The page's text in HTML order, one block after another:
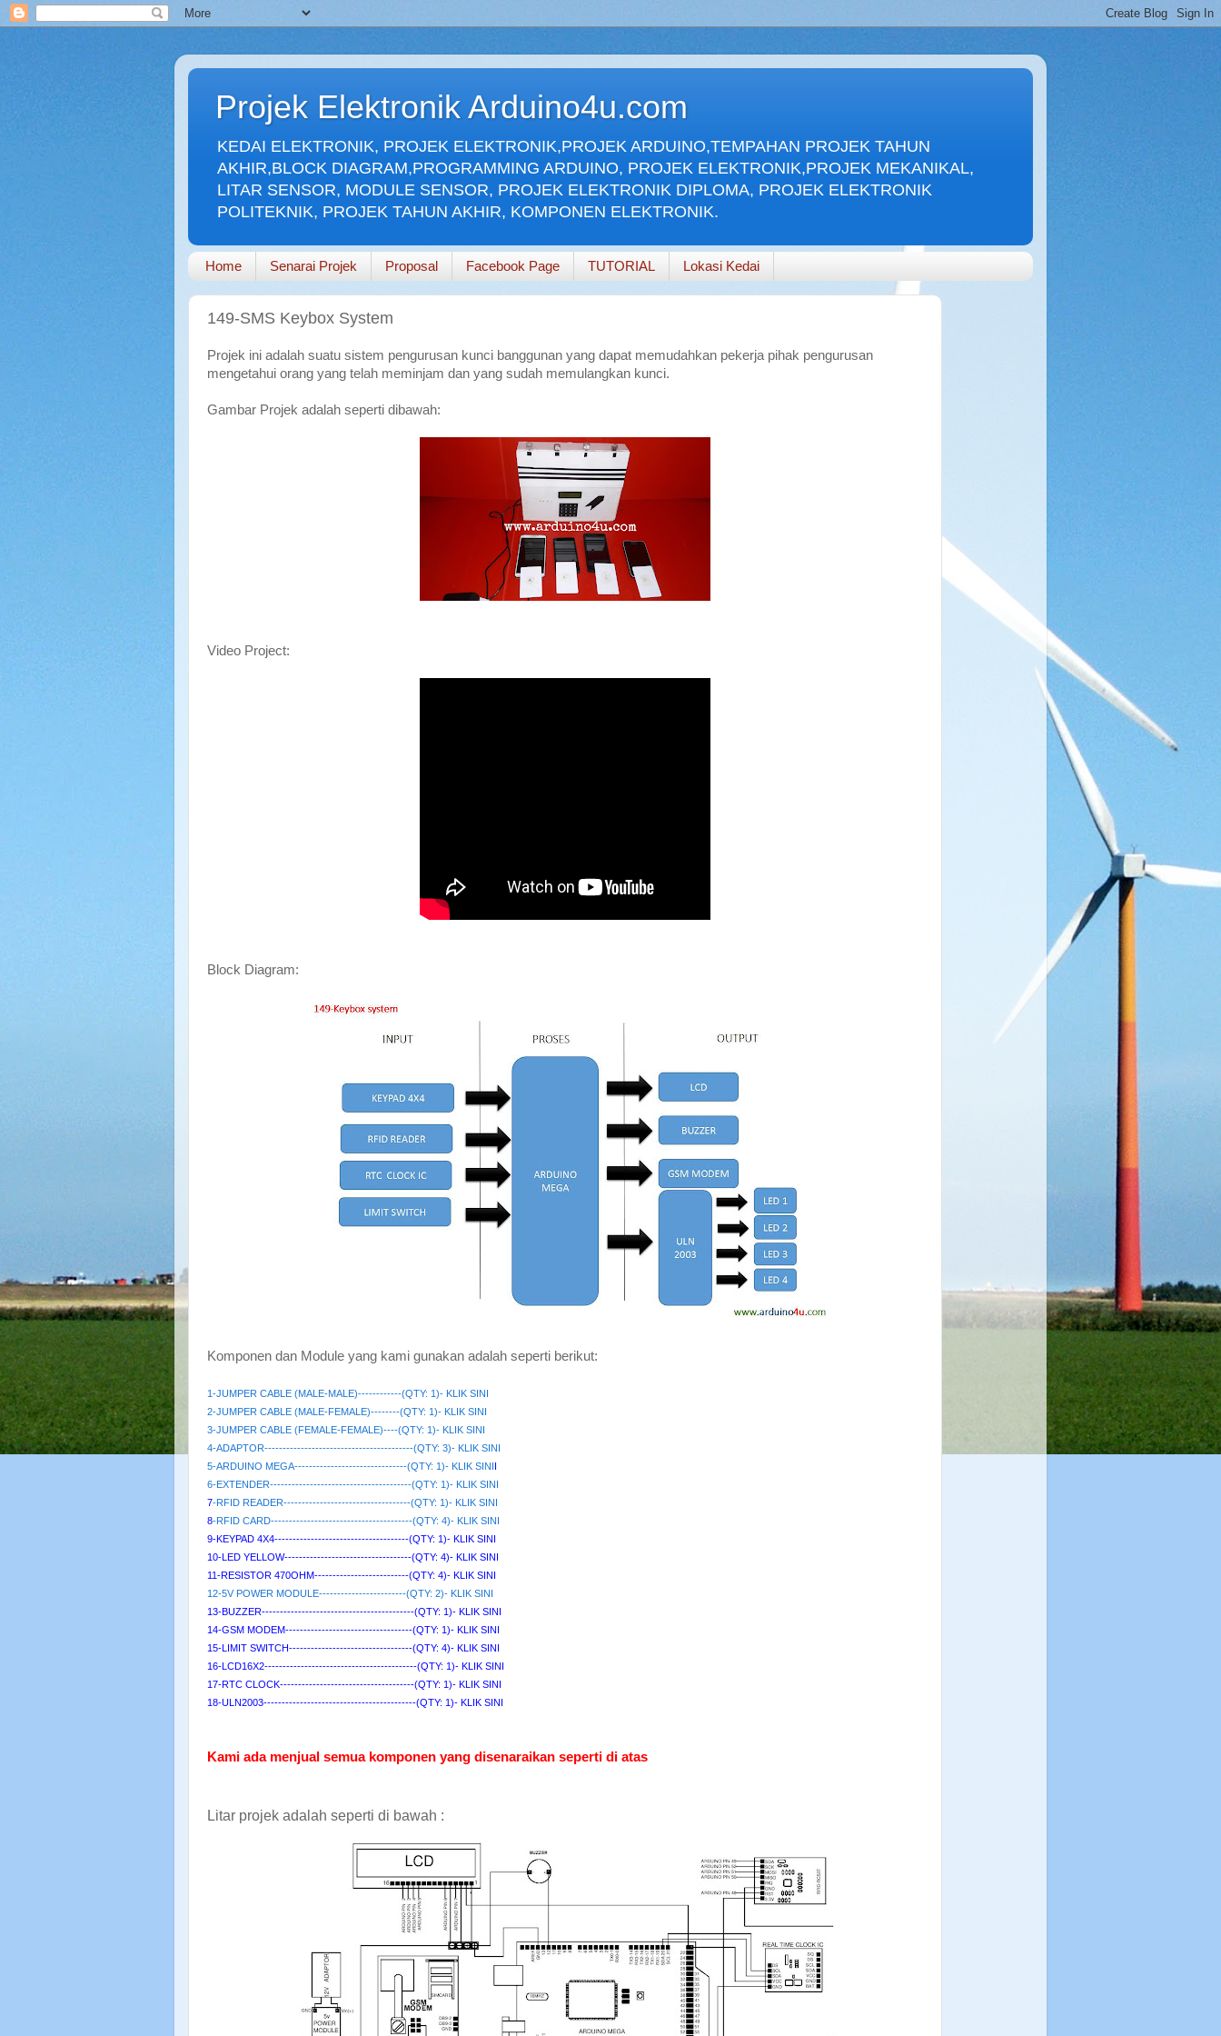
Projek Elektronik Arduino4u.com
KEDAI ELEKTRONIK, PROJEK ELEKTRONIK,PROJEK ARDUINO,TEMPAHAN PROJEK TAHUN
AKHIR,BLOCK DIAGRAM,PROGRAMMING ARDUINO, PROJEK ELEKTRONIK,PROJEK MEKANIKAL,
LITAR SENSOR, MODULE SENSOR, PROJEK ELEKTRONIK DIPLOMA, PROJEK ELEKTRONIK
POLITEKNIK, PROJEK TAHUN AKHIR, KOMPONEN ELEKTRONIK.
Home Senarai Projek Proposal Facebook Page TUTORIAL Lokasi Kedai
149-SMS Keybox System
Projek ini adalah suatu sistem pengurusan kunci banggunan yang dapat memudahkan pekerja pihak pengurusan
mengetahui orang yang telah meminjam dan yang sudah memulangkan kunci.
Gambar Projek adalah seperti dibawah:
Video Project:
Block Diagram:
Komponen dan Module yang kami gunakan adalah seperti berikut:
1-JUMPER CABLE (MALE-MALE)------------(QTY: 1)- KLIK SINI
2-JUMPER CABLE (MALE-FEMALE)--------(QTY: 1)- KLIK SINI
3-JUMPER CABLE (FEMALE-FEMALE)----(QTY: 1)- KLIK SINI
4-ADAPTOR-----------------------------------------(QTY: 3)- KLIK SINI
5-ARDUINO MEGA-------------------------------(QTY: 1)- KLIK SINII
6-EXTENDER---------------------------------------(QTY: 1)- KLIK SINI
7-RFID READER-----------------------------------(QTY: 1)- KLIK SINI
8-RFID CARD---------------------------------------(QTY: 4)- KLIK SINI
9-KEYPAD 4X4-------------------------------------(QTY: 1)- KLIK SINI
10-LED YELLOW-----------------------------------(QTY: 4)- KLIK SINI
11-RESISTOR 470OHM--------------------------(QTY: 4)- KLIK SINI
12-5V POWER MODULE------------------------(QTY: 2)- KLIK SINI
13-BUZZER------------------------------------------(QTY: 1)- KLIK SINI
14-GSM MODEM-----------------------------------(QTY: 1)- KLIK SINI
15-LIMIT SWITCH----------------------------------(QTY: 4)- KLIK SINI
16-LCD16X2------------------------------------------(QTY: 1)- KLIK SINI
17-RTC CLOCK-------------------------------------(QTY: 1)- KLIK SINI
18-ULN2003------------------------------------------(QTY: 1)- KLIK SINI
Kami ada menjual semua komponen yang disenaraikan seperti di atas
Litar projek adalah seperti di bawah :